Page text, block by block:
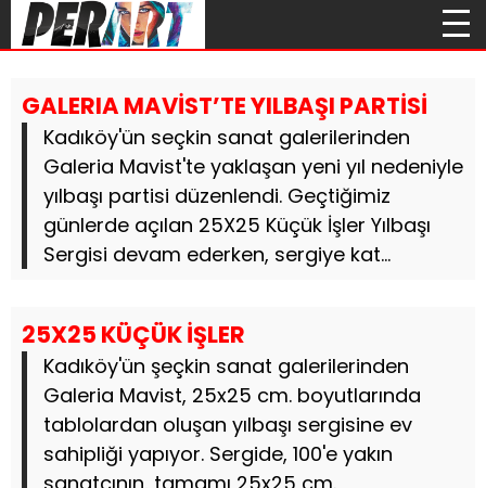
GALERIA MAVİST’TE YILBAŞI PARTİSİ
Kadıköy'ün seçkin sanat galerilerinden
Galeria Mavist'te yaklaşan yeni yıl nedeniyle
yılbaşı partisi düzenlendi. Geçtiğimiz
günlerde açılan 25X25 Küçük İşler Yılbaşı
Sergisi devam ederken, sergiye kat...
25X25 KÜÇÜK İŞLER
Kadıköy'ün şeçkin sanat galerilerinden
Galeria Mavist, 25x25 cm. boyutlarında
tablolardan oluşan yılbaşı sergisine ev
sahipliği yapıyor. Sergide, 100'e yakın